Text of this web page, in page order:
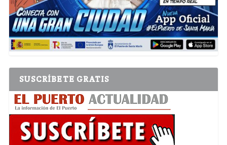
SUSCRÍBETE GRATIS